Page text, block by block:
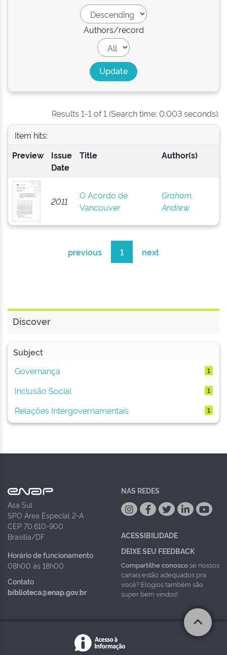
Authors/record
Results 1-1 of 1 (Search time: 0.003 seconds).
Item hits:
Preview
Issue
Date
Title Author(s)
2011
O Acordo de
Vancouver
Graham,
Andrew
previous 1 next
Discover
Subject
Governança
1
Inclusão Social 1
Relações Intergovernamentais 1
Asa Sul
SPO Área Especial 2-A
CEP 70.610-900
Brasília/DF
Horário de funcionamento
08h00 às 18h00
Contato
biblioteca@enap.gov.br
NAS REDES
ACESSIBILIDADE
DEIXE SEU FEEDBACK
Compartilhe conoscose nossos
canais estão adequados pra
você? Elogios também são
super bem vindos!